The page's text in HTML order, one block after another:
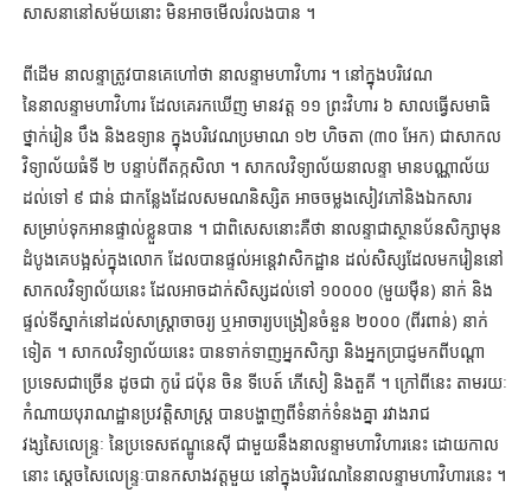
សាសនានៅសម័យនោះ មិនអាចមើលរំលងបាន ។
ពីដើម នាលន្ទាត្រូវបានគេហៅថា នាលន្ទាមហាវិហារ ។ នៅក្នុងបរិវេណ
នៃនាលន្ទាមហាវិហារ ដែលគេរកឃើញ មានវត្ត ១១ ព្រះវិហារ ៦ សាលធ្វើសមាធិ
ថ្នាក់រៀន បឹង និងឧទ្យាន ក្នុងបរិវេណប្រមាណ ១២ ហិចតា (៣០ អែក) ជាសាកល
វិទ្យាល័យធំទី ២ បន្ទាប់ពីតក្កសិលា ។ សាកលវិទ្យាល័យនាលន្ទា មានបណ្ណាល័យ
ដល់ទៅ ៩ ជាន់ ជាកន្លែងដែលសមណនិស្សិត អាចចម្លងសៀវភៅនិងឯកសារ
សម្រាប់ទុកអានផ្ទាល់ខ្លួនបាន ។ ជាពិសេសនោះគឺថា នាលន្ទាជាស្ថានប័នសិក្សាមុន
ដំបូងគេបង្អស់ក្នុងលោក ដែលបានផ្ទល់អន្តេវាសិកដ្ឋាន ដល់សិស្សដែលមករៀននៅ
សាកលវិទ្យាល័យនេះ ដែលអាចដាក់សិស្សដល់ទៅ ១០០០០ (មួយម៉ឺន) នាក់ និង
ផ្ទល់ទីស្នាក់នៅដល់សាស្ត្រាចាចរ្យ ឬអាចារ្យបង្រៀនចំនួន ២០០០ (ពីរពាន់) នាក់
ទៀត ។ សាកលវិទ្យាល័យនេះ បានទាក់ទាញអ្នកសិក្សា និងអ្នកប្រាជ្ញមកពីបណ្ដា
ប្រទេសជាច្រើន ដូចជា កូរ៉េ ជប៉ុន ចិន ទីបេត៍ ភើសៀ និងតួគី ។ ក្រៅពីនេះ តាមរយៈ
កំណាយបុរាណដ្ឋានប្រវត្តិសាស្ត្រ បានបង្ហាញពីទំនាក់ទំនងគ្នា រវាងរាជ
វង្សសៃលេន្ទ្រៈ នៃប្រទេសឥណ្ឌូនេស៊ី ជាមួយនឹងនាលន្ទាមហាវិហារនេះ ដោយកាល
នោះ ស្តេចសៃលេន្ទ្រៈបានកសាងវត្តមួយ នៅក្នុងបរិវេណនៃនាលន្ទាមហាវិហារនេះ ។